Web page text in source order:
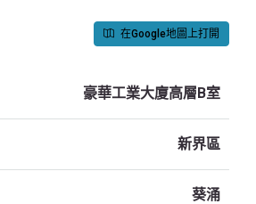
在Google地圖上打開
豪華工業大廈高層B室
新界區
葵涌